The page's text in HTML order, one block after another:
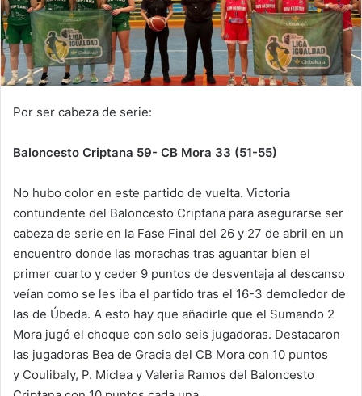
Por ser cabeza de serie:
Baloncesto Criptana 59- CB Mora 33 (51-55)
No hubo color en este partido de vuelta. Victoria
contundente del Baloncesto Criptana para asegurarse ser
cabeza de serie en la Fase Final del 26 y 27 de abril en un
encuentro donde las morachas tras aguantar bien el
primer cuarto y ceder 9 puntos de desventaja al descanso
veían como se les iba el partido tras el 16-3 demoledor de
las de Úbeda. A esto hay que añadirle que el Sumando 2
Mora jugó el choque con solo seis jugadoras. Destacaron
las jugadoras Bea de Gracia del CB Mora con 10 puntos
y Coulibaly, P. Miclea y Valeria Ramos del Baloncesto